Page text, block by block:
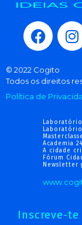
© 2022 Cogito
Todos os direitos
Política de
Academia
A cidade
Fórum
Newsletter
Inscreve-